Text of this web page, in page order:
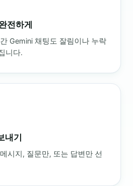
전하게
Gemini 채팅도 잘림이나 누락
니다.
내기
시지, 질문만, 또는 답변만 선